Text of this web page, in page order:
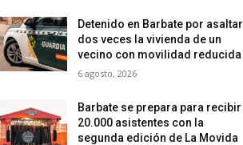
Detenido en Barbate por asaltar
dos veces la vivienda de un
vecino con movilidad reducida
6 agosto, 2026
Barbate se prepara para recibir
20.000 asistentes con la
segunda edición de La Movida